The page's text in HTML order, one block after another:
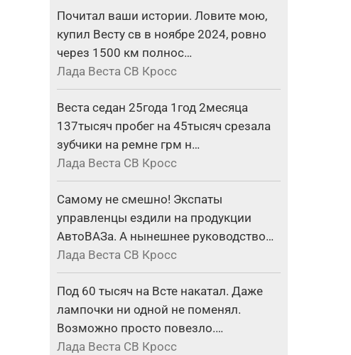
Почитал ваши истории. Ловите мою,
купил Весту св в ноябре 2024, ровно
через 1500 км полнос…
Лада Веста СВ Кросс
Веста седан 25года 1год 2месяца
137тысяч пробег на 45тысяч срезала
зубчики на ремне грм н…
Лада Веста СВ Кросс
Самому не смешно! Экспаты
управленцы ездили на продукции
АвтоВАЗа. А нынешнее руководство…
Лада Веста СВ Кросс
Под 60 тысяч на Всте накатал. Даже
лампочки ни одной не поменял.
Возможно просто повезло.…
Лада Веста СВ Кросс